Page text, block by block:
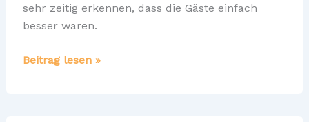
sehr zeitig erkennen, dass die Gäste einfach
besser waren.
Klare
Beitrag lesen »